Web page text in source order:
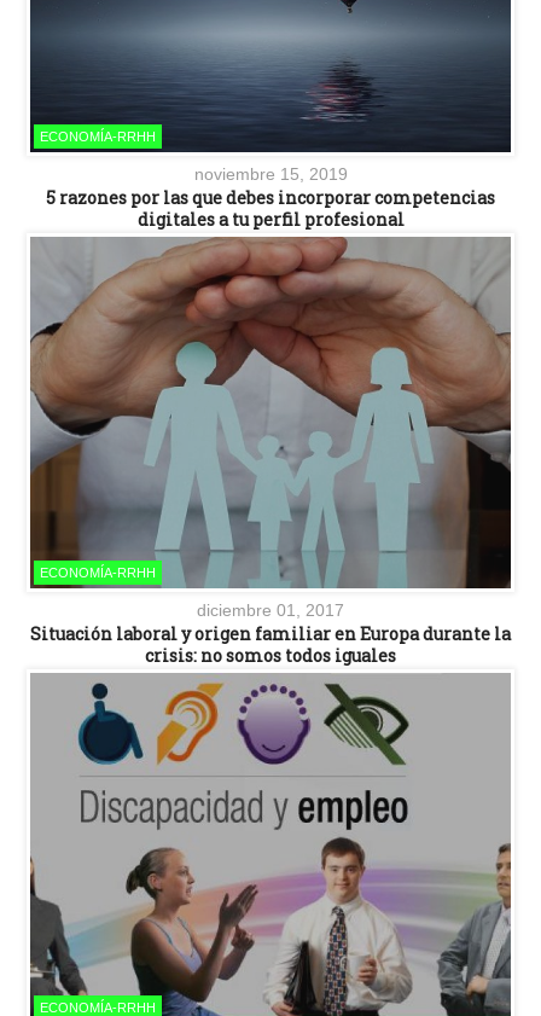
ECONOMÍA-RRHH
noviembre 15, 2019
5 razones por las que debes incorporar competencias
digitales a tu perfil profesional
ECONOMÍA-RRHH
diciembre 01, 2017
Situación laboral y origen familiar en Europa durante la
crisis: no somos todos iguales
ECONOMÍA-RRHH